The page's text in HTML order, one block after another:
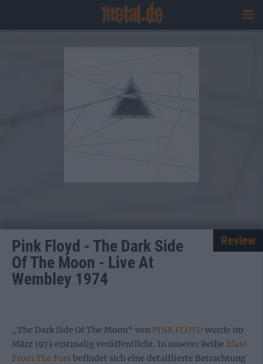
Pink Floyd - The Dark Side
Of The Moon - Live At
Wembley 1974
Review
„The Dark Side Of The Moon“ von PINK FLOYD wurde im
März 1973 erstmalig veröffentlicht. In unserer Reihe Blast
From The Past befindet sich eine detaillierte Betrachtung